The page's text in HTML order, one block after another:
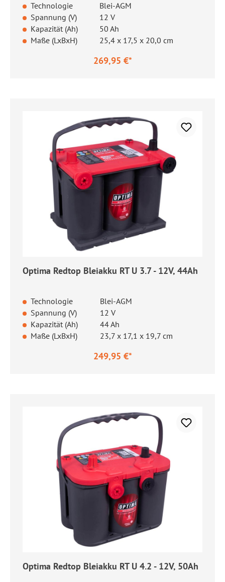
Technologie
Blei-AGM
Spannung (V)
12 V
Kapazität (Ah)
50 Ah
Maße (LxBxH)
25,4 x 17,5 x 20,0 cm
269,95 €*
Optima Redtop Bleiakku RT U 3.7 - 12V, 44Ah
Technologie
Blei-AGM
Spannung (V)
12 V
Kapazität (Ah)
44 Ah
Maße (LxBxH)
23,7 x 17,1 x 19,7 cm
249,95 €*
Optima Redtop Bleiakku RT U 4.2 - 12V, 50Ah